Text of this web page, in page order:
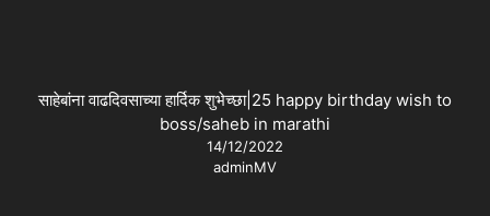
साहेबांना वाढदिवसाच्या हार्दिक शुभेच्छा|25 happy birthday wish to
boss/saheb in marathi
14/12/2022
adminMV